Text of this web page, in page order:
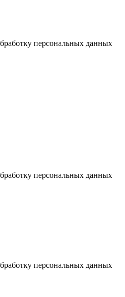
персональных данных
персональных данных
персональных данных